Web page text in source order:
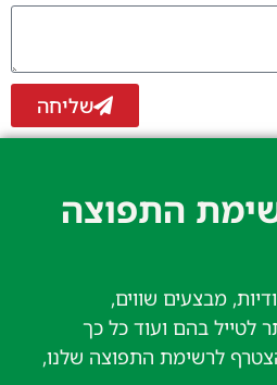
שליחה
התפוצה
מבצעים שווים,
לטייל בהם ועוד כל כך
לרשימת התפוצה שלנו,